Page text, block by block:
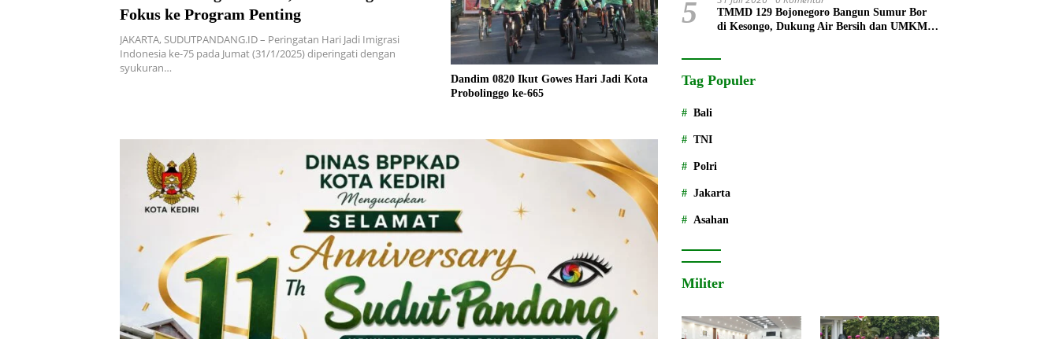
Fokus ke Program Penting
JAKARTA, SUDUTPANDANG.ID – Peringatan Hari Jadi Imigrasi
Indonesia ke-75 pada Jumat (31/1/2025) diperingati dengan
syukuran…
Dandim 0820 Ikut Gowes Hari Jadi Kota
Probolinggo ke-665
5
TMMD 129 Bojonegoro Bangun Sumur Bor
di Kesongo, Dukung Air Bersih dan UMKM
Tag Populer
Bali
TNI
Polri
Jakarta
Asahan
Militer